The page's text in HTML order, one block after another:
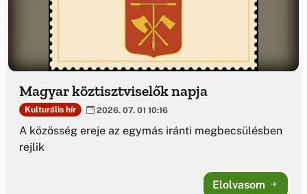
Magyar köztisztviselők napja
Kulturális hír 2026. 07. 01 10:16
A közösség ereje az egymás iránti megbecsülésben
rejlik
Elolvasom